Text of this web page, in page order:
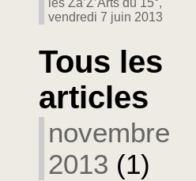
les Za’Z’Arts du 15°,
vendredi 7 juin 2013
Tous les
articles
novembre
2013 (1)